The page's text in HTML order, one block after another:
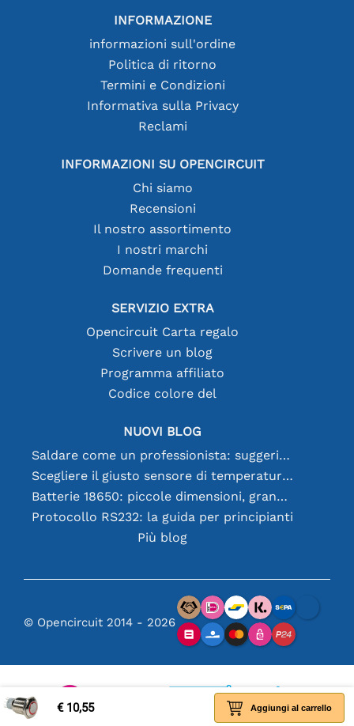
€ 10,55 Aggiungi al carrello
INFORMAZIONE
informazioni sull'ordine
Politica di ritorno
Termini e Condizioni
Informativa sulla Privacy
Reclami
INFORMAZIONI SU OPENCIRCUIT
Chi siamo
Recensioni
Il nostro assortimento
I nostri marchi
Domande frequenti
SERVIZIO EXTRA
Opencircuit Carta regalo
Scrivere un blog
Programma affiliato
Codice colore del
NUOVI BLOG
Saldare come un professionista: suggerimenti per connessioni elettroniche perfette
Scegliere il giusto sensore di temperatura [youtube]
Batterie 18650: piccole dimensioni, grandi prestazioni
Protocollo RS232: la guida per principianti
Più blog
© Opencircuit 2014 - 2026